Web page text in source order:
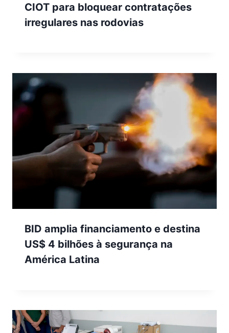
CIOT para bloquear contratações
irregulares nas rodovias
BID amplia financiamento e destina
US$ 4 bilhões à segurança na
América Latina